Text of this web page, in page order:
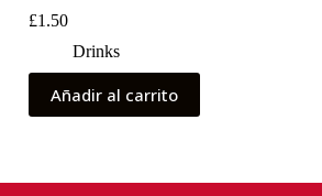
£1.50
Drinks
Añadir al carrito